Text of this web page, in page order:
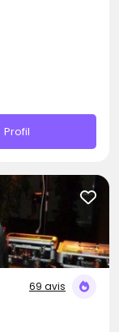
Profil
69 avis